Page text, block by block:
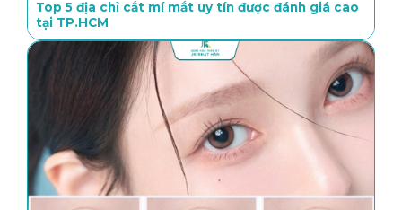
Top 5 địa chỉ cắt mí mắt uy tín được đánh giá cao
tại TP.HCM